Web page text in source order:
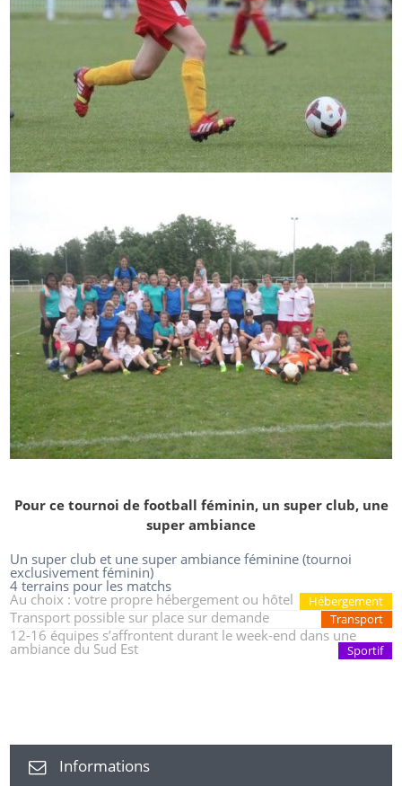
Pour ce tournoi de football féminin, un super club, une
super ambiance
Un super club et une super ambiance féminine (tournoi
exclusivement féminin)
4 terrains pour les matchs
Au choix : votre propre hébergement ou hôtel Hébergement
Transport possible sur place sur demande Transport
12-16 équipes s’affrontent durant le week-end dans une
ambiance du Sud Est Sportif
Informations